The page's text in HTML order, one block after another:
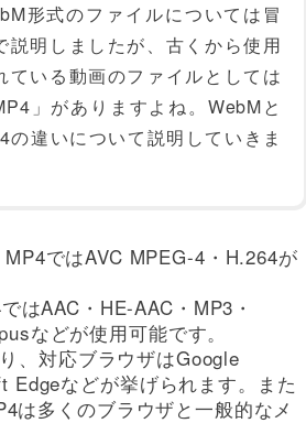
形式のファイルについては冒
説明しましたが、古くから使用
ている動画のファイルとしては
」がありますよね。WebMと
の違いについて説明していきま
ではAVC MPEG-4・H.264が
はAAC・HE-AAC・MP3・
などが使用可能です。
、対応ブラウザはGoogle
などが挙げられます。また
は多くのブラウザと一般的なメ